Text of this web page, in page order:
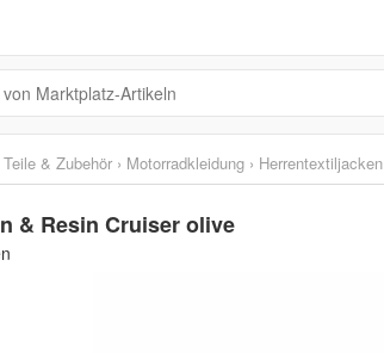
& Zubehör › Motorradkleidung › Herrentextiljacken
& Resin Cruiser olive